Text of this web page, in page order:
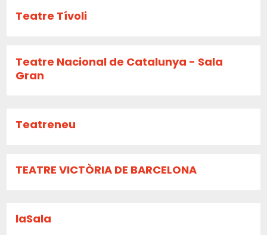
Teatre Tívoli
Teatre Nacional de Catalunya - Sala
Gran
Teatreneu
TEATRE VICTÒRIA DE BARCELONA
laSala